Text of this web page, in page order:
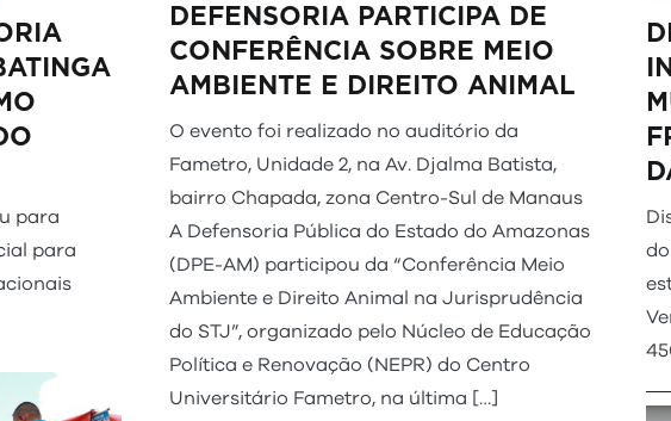
para
para
DEFENSORIA PARTICIPA DE
CONFERÊNCIA SOBRE MEIO
AMBIENTE E DIREITO ANIMAL
O evento foi realizado no auditório da
Fametro, Unidade 2, na Av. Djalma Batista,
bairro Chapada, zona Centro-Sul de Manaus
A Defensoria Pública do Estado do Amazonas
(DPE-AM) participou da “Conferência Meio
Ambiente e Direito Animal na Jurisprudência
do STJ”, organizado pelo Núcleo de Educação
Política e Renovação (NEPR) do Centro
Universitário Fametro, na última […]